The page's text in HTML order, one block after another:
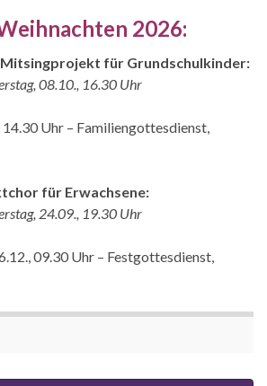
2026:
Mitsingprojekt für Grundschulkinder:
08.10., 16.30 Uhr
Uhr – Familiengottesdienst,
für Erwachsene:
24.09., 19.30 Uhr
09.30 Uhr – Festgottesdienst,